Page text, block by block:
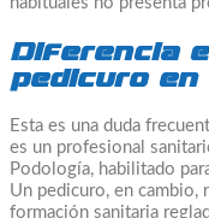
Diferencia
pedicuro en
Esta es una duda
es un profesional
Podología, habilitado
Un pedicuro, en cambio,
formación sanitaria